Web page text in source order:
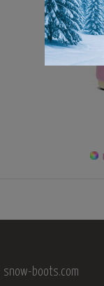
snow-boots.com